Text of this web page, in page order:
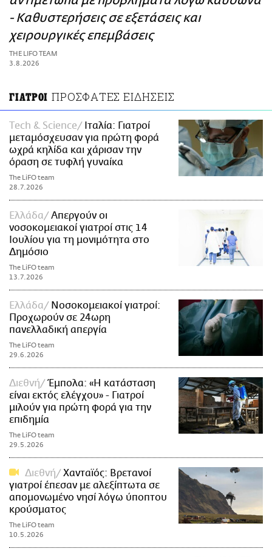
ΑΜΠΑ
PRINT
- Καθυστερήσεις σε εξετάσεις και
χειρουργικές επεμβάσεις
THE LIFO TEAM
3.8.2026
ΓΙΑΤΡΟΙ ΠΡΟΣΦΑΤΕΣ ΕΙΔΗΣΕΙΣ
Τech & Science
Ιταλία: Γιατροί
μεταμόσχευσαν για πρώτη φορά
ωχρά κηλίδα και χάρισαν την
όραση σε τυφλή γυναίκα
The LiFO team
28.7.2026
Ελλάδα
Απεργούν οι
νοσοκομειακοί γιατροί στις 14
Ιουλίου για τη μονιμότητα στο
Δημόσιο
The LiFO team
13.7.2026
Ελλάδα
Νοσοκομειακοί γιατροί:
Προχωρούν σε 24ωρη
πανελλαδική απεργία
The LiFO team
29.6.2026
Διεθνή
Έμπολα: «Η κατάσταση
είναι εκτός ελέγχου» - Γιατροί
μιλούν για πρώτη φορά για την
επιδημία
The LiFO team
29.5.2026
Διεθνή
Χανταϊός: Βρετανοί
γιατροί έπεσαν με αλεξίπτωτα σε
απομονωμένο νησί λόγω ύποπτου
κρούσματος
The LiFO team
10.5.2026